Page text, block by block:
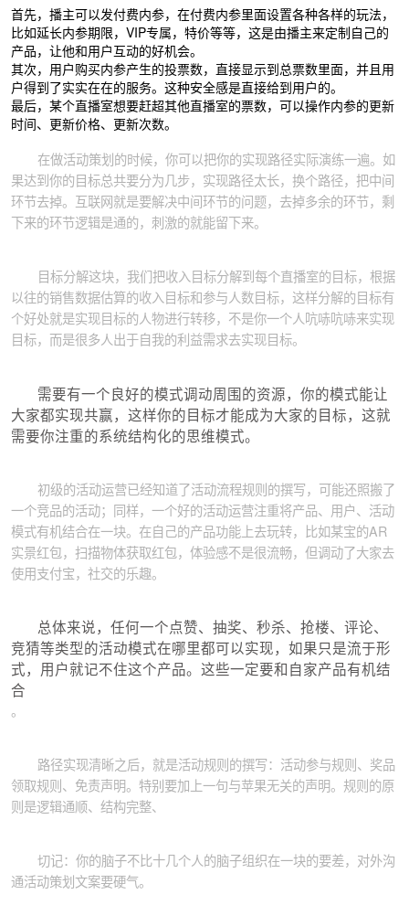
首先，播主可以发付费内参，在付费内参里面设置各种各样的玩法，
比如延长内参期限，VIP专属，特价等等，这是由播主来定制自己的
产品，让他和用户互动的好机会。
其次，用户购买内参产生的投票数，直接显示到总票数里面，并且用
户得到了实实在在的服务。这种安全感是直接给到用户的。
最后，某个直播室想要赶超其他直播室的票数，可以操作内参的更新
时间、更新价格、更新次数。
在做活动策划的时候，你可以把你的实现路径实际演练一遍。如
果达到你的目标总共要分为几步，实现路径太长，换个路径，把中间
环节去掉。互联网就是要解决中间环节的问题，去掉多余的环节，剩
下来的环节逻辑是通的，刺激的就能留下来。
目标分解这块，我们把收入目标分解到每个直播室的目标，根据
以往的销售数据估算的收入目标和参与人数目标，这样分解的目标有
个好处就是实现目标的人物进行转移，不是你一个人吭哧吭哧来实现
目标，而是很多人出于自我的利益需求去实现目标。
需要有一个良好的模式调动周围的资源，你的模式能让
大家都实现共赢，这样你的目标才能成为大家的目标，这就
需要你注重的系统结构化的思维模式。
初级的活动运营已经知道了活动流程规则的撰写，可能还照搬了
一个竞品的活动；同样，一个好的活动运营注重将产品、用户、活动
模式有机结合在一块。在自己的产品功能上去玩转，比如某宝的AR
实景红包，扫描物体获取红包，体验感不是很流畅，但调动了大家去
使用支付宝，社交的乐趣。
总体来说，任何一个点赞、抽奖、秒杀、抢楼、评论、
竞猜等类型的活动模式在哪里都可以实现，如果只是流于形
式，用户就记不住这个产品。这些一定要和自家产品有机结
合
。
路径实现清晰之后，就是活动规则的撰写：活动参与规则、奖品
领取规则、免责声明。特别要加上一句与苹果无关的声明。规则的原
则是逻辑通顺、结构完整、
切记：你的脑子不比十几个人的脑子组织在一块的要差，对外沟
通活动策划文案要硬气。